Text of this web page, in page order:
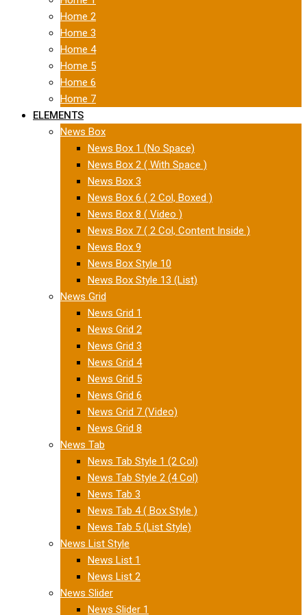
Home 2
Home 3
Home 4
Home 5
Home 6
Home 7
ELEMENTS
News Box
News Box 1 (No Space)
News Box 2 ( With Space )
News Box 3
News Box 6 ( 2 Col, Boxed )
News Box 8 ( Video )
News Box 7 ( 2 Col, Content Inside )
News Box 9
News Box Style 10
News Box Style 13 (List)
News Grid
News Grid 1
News Grid 2
News Grid 3
News Grid 4
News Grid 5
News Grid 6
News Grid 7 (Video)
News Grid 8
News Tab
News Tab Style 1 (2 Col)
News Tab Style 2 (4 Col)
News Tab 3
News Tab 4 ( Box Style )
News Tab 5 (List Style)
News List Style
News List 1
News List 2
News Slider
News Slider 1